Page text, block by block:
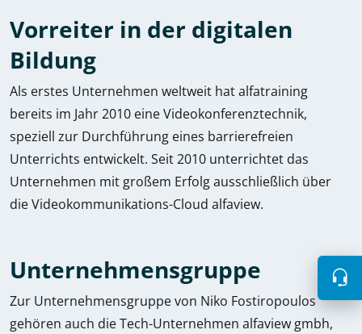
Vorreiter in der digitalen
Bildung
Als erstes Unternehmen weltweit hat alfatraining
bereits im Jahr 2010 eine Videokonferenztechnik,
speziell zur Durchführung eines barrierefreien
Unterrichts entwickelt. Seit 2010 unterrichtet das
Unternehmen mit großem Erfolg ausschließlich über
die Videokommunikations-Cloud alfaview.
Unternehmensgruppe
Zur Unternehmensgruppe von Niko Fostiropoulos
gehören auch die Tech-Unternehmen alfaview gmbh,